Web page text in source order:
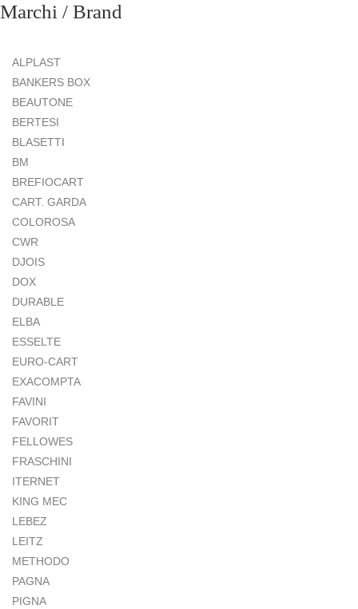
Marchi / Brand
ALPLAST
BANKERS BOX
BEAUTONE
BERTESI
BLASETTI
BM
BREFIOCART
CART. GARDA
COLOROSA
CWR
DJOIS
DOX
DURABLE
ELBA
ESSELTE
EURO-CART
EXACOMPTA
FAVINI
FAVORIT
FELLOWES
FRASCHINI
ITERNET
KING MEC
LEBEZ
LEITZ
METHODO
PAGNA
PIGNA